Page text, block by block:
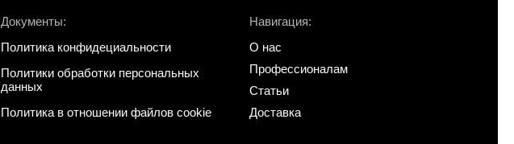
Документы:
Политика конфидециальности
Политики обработки персональных
данных
Политика в отношении файлов cookie
Навигация:
О нас
Профессионалам
Статьи
Доставка